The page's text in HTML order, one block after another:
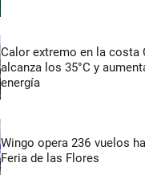
Calor extremo en la costa
alcanza los 35°C y
energía
Wingo opera 236 vuelos
Feria de las Flores